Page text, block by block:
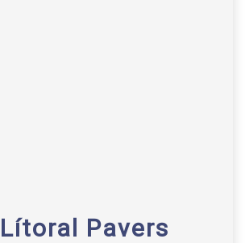
Lítoral Pavers